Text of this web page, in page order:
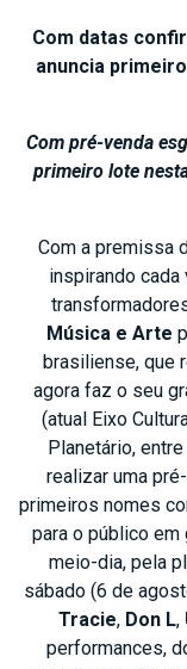
Com datas
anuncia
Com pré-venda
primeiro lote
Com a premissa
inspirando
Música e Arte
brasiliense, que
agora faz o seu
(atual Eixo
Planetário,
realizar uma
primeiros nomes
para o público em
meio-dia, pela
sábado (6 de
Tracie, Don L,
performances,